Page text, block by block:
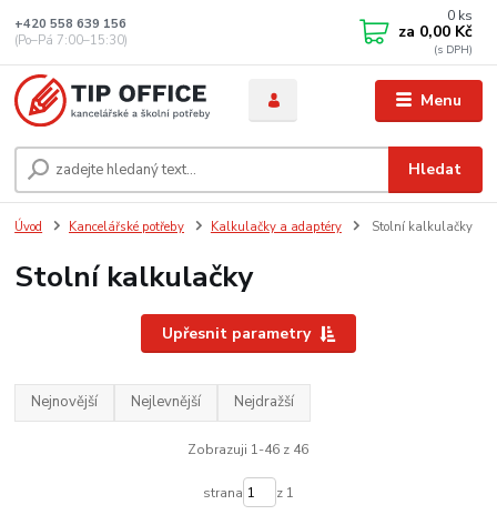
Menu
Hledat
+420 558 639 156
(Po–Pá 7:00–15:30)
0 ks
za 0,00 Kč
Úvod Kancelářské potřeby Kalkulačky a adaptéry Stolní kalkulačky
Stolní kalkulačky
Upřesnit parametry
Nejnovější Nejlevnější Nejdražší
Zobrazuji 1-46 z 46
strana z 1